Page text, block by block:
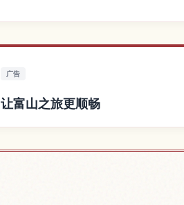
广告
让富山之旅更顺畅